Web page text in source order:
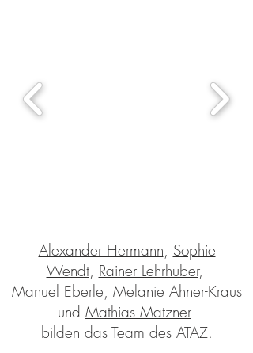
Alexander Hermann, Sophie
Wendt, Rainer Lehrhuber,
Manuel Eberle, Melanie Ahner-Kraus
und Mathias Matzner
bilden das Team des ATAZ.